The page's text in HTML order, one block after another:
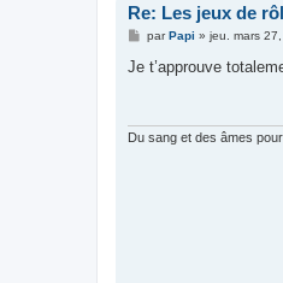
Re: Les jeux de
M
s
parPapi » jeu. mars
Je t’approuve
Du sang et des âmes